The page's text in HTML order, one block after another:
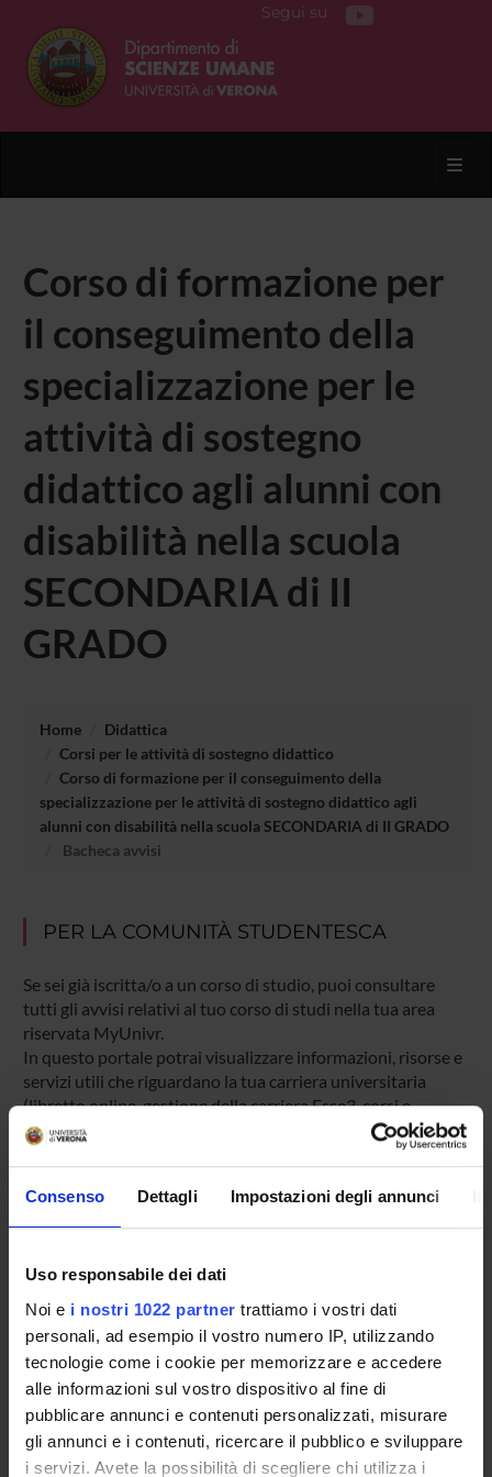
Consenso Dettagli Impostazioni degli annunci
Uso responsabile dei dati
Noi e i nostri 1022 partner trattiamo i vostri dati
personali, ad esempio il vostro numero IP, utilizzando
tecnologie come i cookie per memorizzare e accedere
alle informazioni sul vostro dispositivo al fine di
pubblicare annunci e contenuti personalizzati, misurare
gli annunci e i contenuti, ricercare il pubblico e sviluppare
i servizi. Avete la possibilità di scegliere chi utilizza i
Segui su
Corso di formazione per
il conseguimento della
specializzazione per le
attività di sostegno
didattico agli alunni con
disabilità nella scuola
SECONDARIA di II
GRADO
Home
Didattica
Corsi per le attività di sostegno didattico
Corso di formazione per il conseguimento della
specializzazione per le attività di sostegno didattico agli
alunni con disabilità nella scuola SECONDARIA di II GRADO
Bacheca avvisi
PER LA COMUNITÀ STUDENTESCA
Se sei già iscritta/o a un corso di studio, puoi consultare
tutti gli avvisi relativi al tuo corso di studi nella tua area
riservata MyUnivr.
In questo portale potrai visualizzare informazioni, risorse e
servizi utili che riguardano la tua carriera universitaria
(libretto online, gestione della carriera Esse3, corsi e-
learning, email istituzionale, modulistica di segreteria,
procedure amministrative, ecc.).
potrai ricevere notifica di tutti gli avvisi dei tuoi docenti e
della tua segreteria via mail e anche tramite l'app Univr.
MYUNIVR
Presentazione
Come iscriversi
Insegnamenti
Calendario didattico